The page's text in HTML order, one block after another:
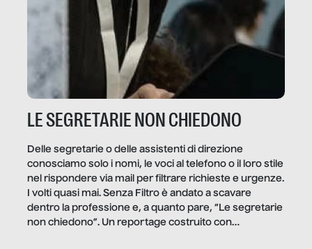
LE SEGRETARIE NON CHIEDONO
Delle segretarie o delle assistenti di direzione
conosciamo solo i nomi, le voci al telefono o il loro stile
nel rispondere via mail per filtrare richieste e urgenze.
I volti quasi mai. Senza Filtro è andato a scavare
dentro la professione e, a quanto pare, “Le segretarie
non chiedono”. Un reportage costruito con